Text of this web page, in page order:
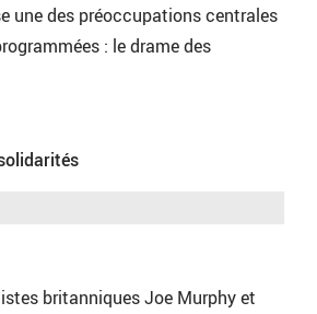
une des préoccupations centrales
: le drame des
britanniques Joe Murphy et